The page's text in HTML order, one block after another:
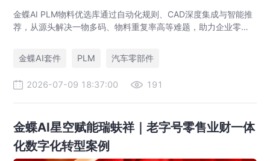
金蝶AI PLM物料优选库通过自动化规则、CAD深度集成与智能推
荐，从源头解决一物多码、物料重复率高等难题，助力企业零部
金蝶AI套件
PLM 汽车零部件
2026-07-09 18:37:00 191
金蝶AI星空赋能瑞蚨祥｜老字号零售业财一体
化数字化转型案例